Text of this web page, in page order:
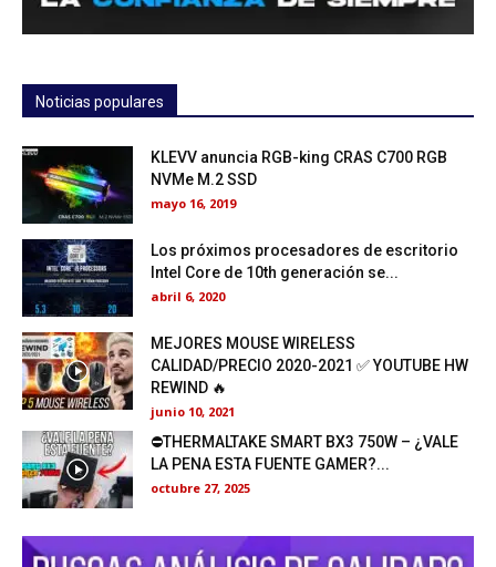
Noticias populares
KLEVV anuncia RGB-king CRAS C700 RGB
NVMe M.2 SSD
mayo 16, 2019
Los próximos procesadores de escritorio
Intel Core de 10th generación se...
abril 6, 2020
MEJORES MOUSE WIRELESS
CALIDAD/PRECIO 2020-2021 ✅ YOUTUBE HW
REWIND 🔥
junio 10, 2021
⛔THERMALTAKE SMART BX3 750W – ¿VALE
LA PENA ESTA FUENTE GAMER?...
octubre 27, 2025